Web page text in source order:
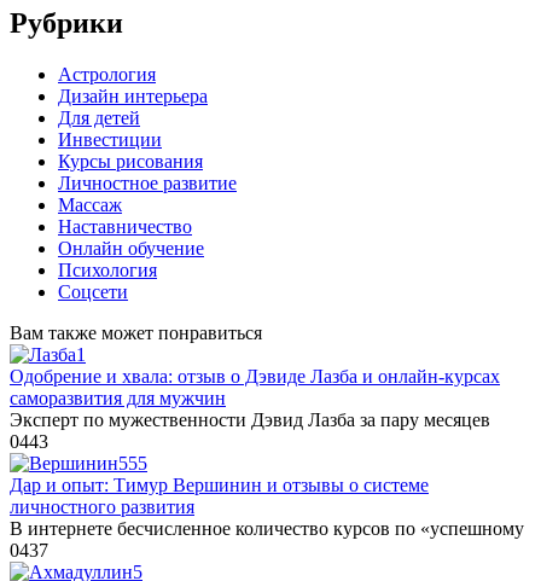
Рубрики
Астрология
Дизайн интерьера
Для детей
Инвестиции
Курсы рисования
Личностное развитие
Массаж
Наставничество
Онлайн обучение
Психология
Соцсети
Вам также может понравиться
Одобрение и хвала: отзыв о Дэвиде Лазба и онлайн-курсах
саморазвития для мужчин
Эксперт по мужественности Дэвид Лазба за пару месяцев
0443
Дар и опыт: Тимур Вершинин и отзывы о системе
личностного развития
В интернете бесчисленное количество курсов по «успешному
0437